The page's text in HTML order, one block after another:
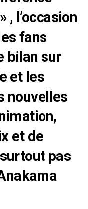
, l’occasion
fans
bilan sur
et les
nouvelles
et de
pas